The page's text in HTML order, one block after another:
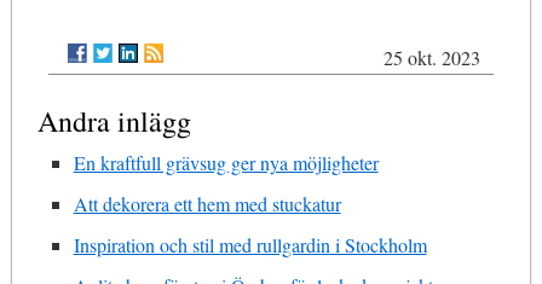
25 okt. 2023
Andra inlägg
En kraftfull grävsug ger nya möjligheter
Att dekorera ett hem med stuckatur
Inspiration och stil med rullgardin i Stockholm